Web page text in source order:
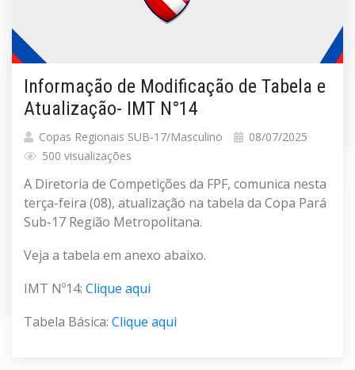
Informação de Modificação de Tabela e
Atualização- IMT N°14
Copas Regionais SUB-17/Masculino
08/07/2025
500 visualizações
A Diretoria de Competições da FPF, comunica nesta
terça-feira (08), atualização na tabela da Copa Pará
Sub-17 Região Metropolitana.
Veja a tabela em anexo abaixo.
IMT Nº14: Clique aqui
Tabela Básica: Clique aqui